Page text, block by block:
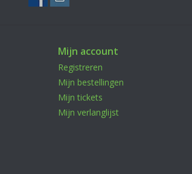
Mijn account
Registreren
Mijn bestellingen
Mijn tickets
Mijn verlanglijst